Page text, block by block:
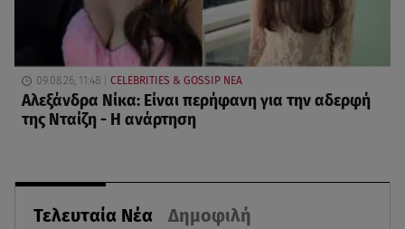
Τελευταία Νέα Δημοφιλή
09.08.26, 11:48 CELEBRITIES & GOSSIP ΝΕΑ
Αλεξάνδρα Νίκα: Είναι περήφανη για την αδερφή
της Νταίζη - Η ανάρτηση